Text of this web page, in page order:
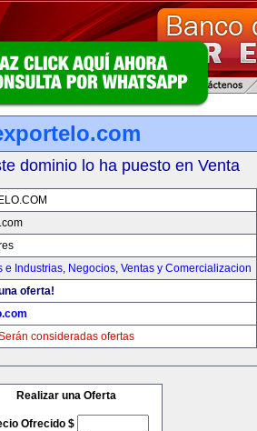
dominio lo ha puesto en Venta
e Industrias, Negocios, Ventas y Comercializacion
oferta!
consideradas ofertas
Realizar una Oferta
Ofrecido $